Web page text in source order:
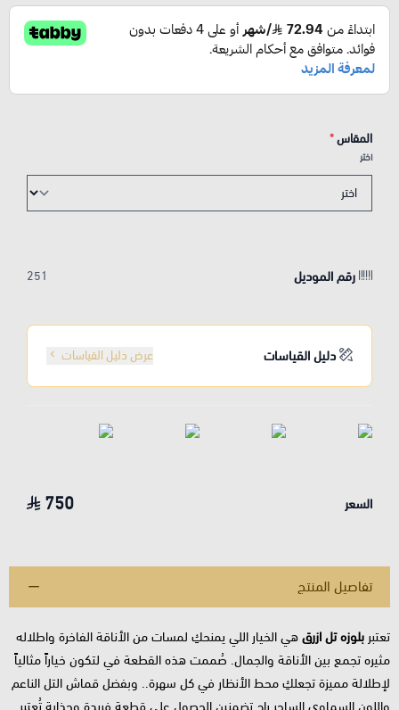
المقاس*
اختر
رقم الموديل 251
دليل القياسات عرض دليل القياسات
السعر 750
تفاصيل المنتج
تعتبر بلوزه تل ازرقهي الخيار اللي يمنحكِ لمسات من الأناقة الفاخرة واطلاله
مثيره تجمع بين الأناقة والجمال. صُممت هذه القطعة في لتكون خياراً مثالياً
لإطلالة مميزة تجعلكِ محط الأنظار في كل سهرة.. وبفضل قماش التل الناعم
واللون السماوي الساحر راح تضمنين الحصول على قطعة فريدة وجذابة تُعتبر